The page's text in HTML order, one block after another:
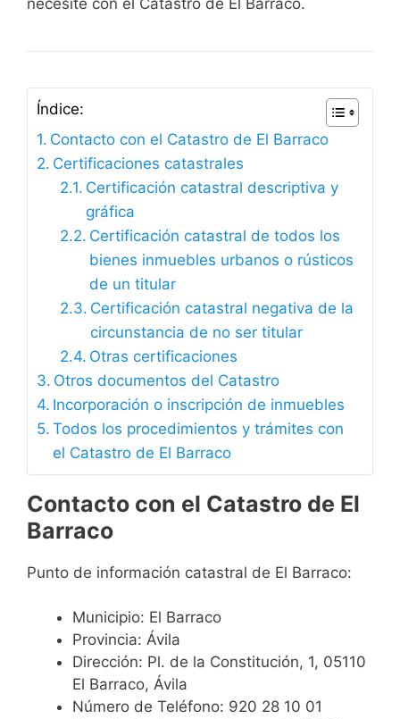
Índice:
Contacto con el Catastro de El Barraco
Certificaciones catastrales
Certificación catastral descriptiva y
gráfica
Certificación catastral de todos los
bienes inmuebles urbanos o rústicos
de un titular
Certificación catastral negativa de la
circunstancia de no ser titular
Otras certificaciones
Otros documentos del Catastro
Incorporación o inscripción de inmuebles
Todos los procedimientos y trámites con
el Catastro de El Barraco
Contacto con el Catastro de El
Barraco
Punto de información catastral de El Barraco:
Municipio: El Barraco
Provincia: Ávila
Dirección: Pl. de la Constitución, 1, 05110
El Barraco, Ávila
Número de Teléfono: 920 28 10 01